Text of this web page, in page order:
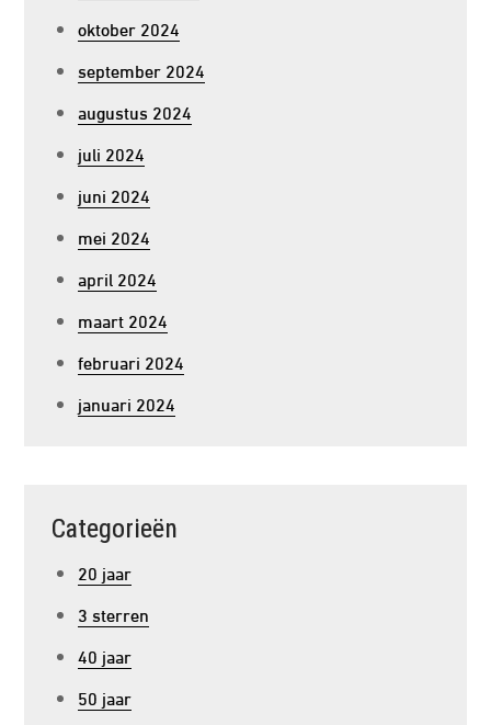
oktober 2024
september 2024
augustus 2024
juli 2024
juni 2024
mei 2024
april 2024
maart 2024
februari 2024
januari 2024
Categorieën
20 jaar
3 sterren
40 jaar
50 jaar